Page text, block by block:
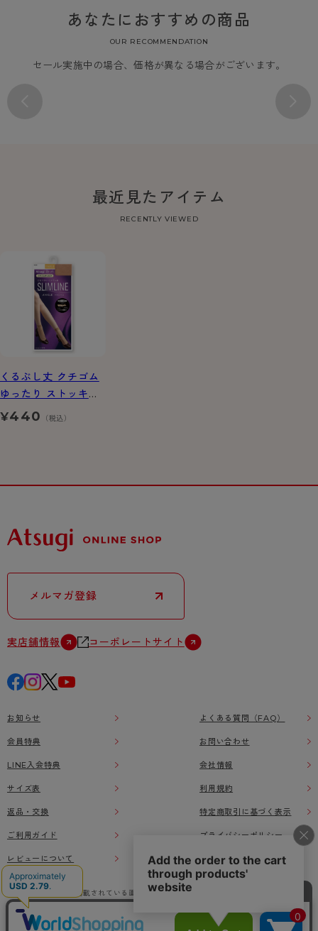
あなたにおすすめの商品
OUR RECOMMENDATION
セール実施中の場合、価格が異なる場合がございます。
最近見たアイテム
RECENTLY VIEWED
くるぶし丈 クチゴム
ゆったり ストッキン
グ
¥440 （税込）
メルマガ登録
実店舗情報 コーポレートサイト
お知らせ
会員特典
LINE入会特典
サイズ表
返品・交換
ご利用ガイド
レビューについて
よくある質問（FAQ）
お問い合わせ
会社情報
利用規約
特定商取引に基づく表示
プライバシーポリシー
本ウェブサイト上に掲載されている画像、イラストなどの著作物の全部または一部をアツ